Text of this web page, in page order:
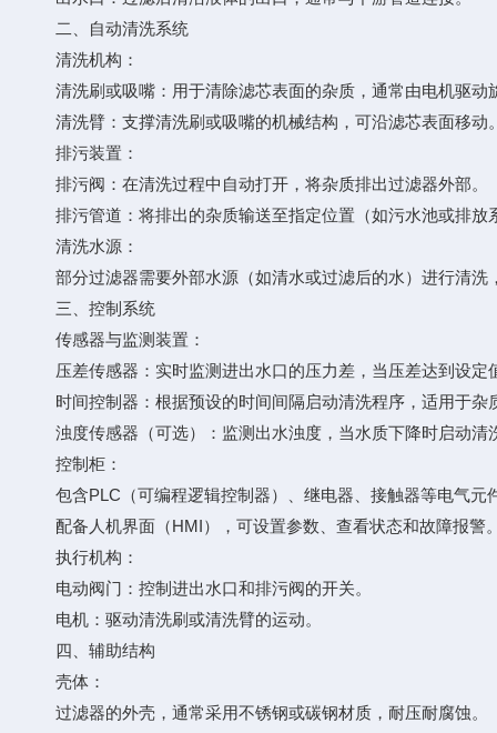
二、自动清洗系统
清洗机构：
清洗刷或吸嘴：用于清除滤芯表面的杂质，通常由电机驱动
清洗臂：支撑清洗刷或吸嘴的机械结构，可沿滤芯表面移动
排污装置：
排污阀：在清洗过程中自动打开，将杂质排出过滤器外部。
排污管道：将排出的杂质输送至指定位置（如污水池或排放
清洗水源：
部分过滤器需要外部水源（如清水或过滤后的水）进行清洗
三、控制系统
传感器与监测装置：
压差传感器：实时监测进出水口的压力差，当压差达到设定
时间控制器：根据预设的时间间隔启动清洗程序，适用于杂
浊度传感器（可选）：监测出水浊度，当水质下降时启动清
控制柜：
包含PLC（可编程逻辑控制器）、继电器、接触器等电气元
配备人机界面（HMI），可设置参数、查看状态和故障报警
执行机构：
电动阀门：控制进出水口和排污阀的开关。
电机：驱动清洗刷或清洗臂的运动。
四、辅助结构
壳体：
过滤器的外壳，通常采用不锈钢或碳钢材质，耐压耐腐蚀。